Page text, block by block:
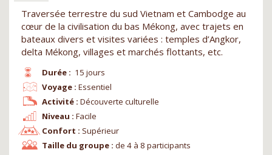
Traversée terrestre du sud Vietnam et Cambodge au
cœur de la civilisation du bas Mékong, avec trajets en
bateaux divers et visites variées : temples d’Angkor,
delta Mékong, villages et marchés flottants, etc.
Durée : 15 jours
Niveau : Facile
Voyage : Essentiel
Confort : Supérieur
Activité : Découverte culturelle
Taille du groupe : de 4 à 8 participants